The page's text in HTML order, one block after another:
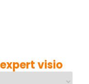
visio